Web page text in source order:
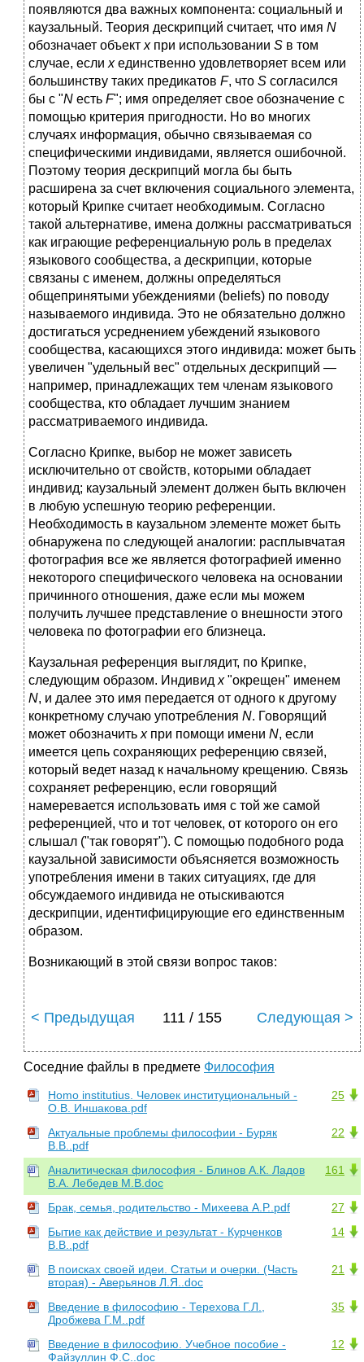
появляются два важных компонента: социальный и
каузальный. Теория дескрипций считает, что имя N
обозначает объект xпри использовании S в том
случае, если xединственно удовлетворяет всем или
большинству таких предикатов F, что S согласился
бы с "N есть F"; имя определяет свое обозначение с
помощью критерия пригодности. Но во многих
случаях информация, обычно связываемая со
специфическими индивидами, является ошибочной.
Поэтому теория дескрипций могла бы быть
расширена за счет включения социального элемента,
который Крипке считает необходимым. Согласно
такой альтернативе, имена должны рассматриваться
как играющие референциальную роль в пределах
языкового сообщества, а дескрипции, которые
связаны с именем, должны определяться
общепринятыми убеждениями (beliefs) по поводу
называемого индивида. Это не обязательно должно
достигаться усреднением убеждений языкового
сообщества, касающихся этого индивида: может быть
увеличен "удельный вес" отдельных дескрипций —
например, принадлежащих тем членам языкового
сообщества, кто обладает лучшим знанием
рассматриваемого индивида.
Согласно Крипке, выбор не может зависеть
исключительно от свойств, которыми обладает
индивид; каузальный элемент должен быть включен
в любую успешную теорию референции.
Необходимость в каузальном элементе может быть
обнаружена по следующей аналогии: расплывчатая
фотография все же является фотографией именно
некоторого специфического человека на основании
причинного отношения, даже если мы можем
получить лучшее представление о внешности этого
человека по фотографии его близнеца.
Каузальная референция выглядит, по Крипке,
следующим образом. Индивид x"окрещен" именем
N, и далее это имя передается от одного к другому
конкретному случаю употребления N. Говорящий
может обозначить xпри помощи имени N, если
имеется цепь сохраняющих референцию связей,
который ведет назад к начальному крещению. Связь
сохраняет референцию, если говорящий
намеревается использовать имя с той же самой
референцией, что и тот человек, от которого он его
слышал ("так говорят"). С помощью подобного рода
каузальной зависимости объясняется возможность
употребления имени в таких ситуациях, где для
обсуждаемого индивида не отыскиваются
дескрипции, идентифицирующие его единственным
образом.
Возникающий в этой связи вопрос таков:
< Предыдущая 111 / 155 Следующая >
Соседние файлы в предмете Философия
25
Homo institutius. Человек институциональный -
О.В. Иншакова.pdf
22
Актуальные проблемы философии - Буряк
В.В..pdf
161
Аналитическая философия - Блинов А.К. Ладов
В.А. Лебедев М.В.doc
27
Брак, семья, родительство - Михеева А.Р..pdf
14
Бытие как действие и результат - Курченков
В.В..pdf
21
В поисках своей идеи. Статьи и очерки. (Часть
вторая) - Аверьянов Л.Я..doc
35
Введение в философию - Терехова Г.Л.,
Дробжева Г.М..pdf
12
Введение в философию. Учебное пособие -
Файзуллин Ф.C..doc